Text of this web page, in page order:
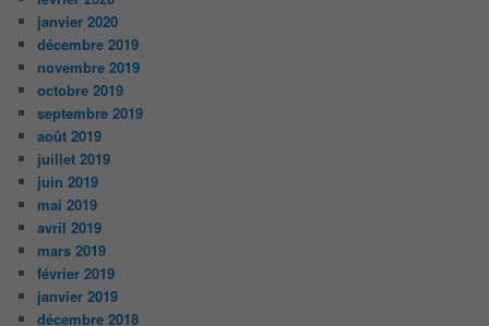
janvier 2020
décembre 2019
novembre 2019
octobre 2019
septembre 2019
août 2019
juillet 2019
juin 2019
mai 2019
avril 2019
mars 2019
février 2019
janvier 2019
décembre 2018